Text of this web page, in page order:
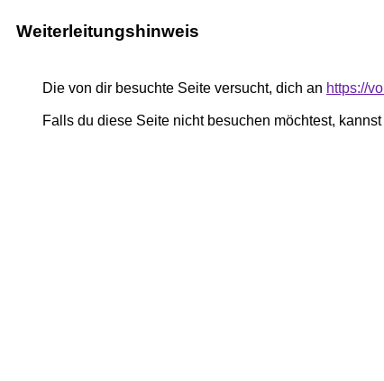
Weiterleitungshinweis
Die von dir besuchte Seite versucht, dich an https://
Falls du diese Seite nicht besuchen möchtest, kannst